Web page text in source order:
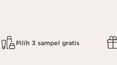
Pilih 3 sampel gratis